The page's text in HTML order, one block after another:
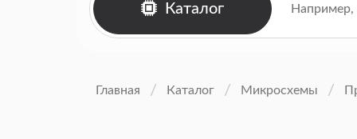
Каталог
Главная Каталог Микросхемы